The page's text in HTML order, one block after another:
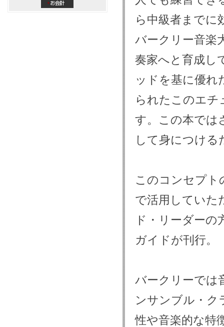
ら中級者までに
バークリー音楽
奏家へと育成し
ッドを基に優れ
られたこのエチ
す。この本では
して身につける
このコンセプト
で活用していた
ド・リーダー
ガイドが刊行。
バークリーでは
ンサンブル・ク
性や音楽的な特